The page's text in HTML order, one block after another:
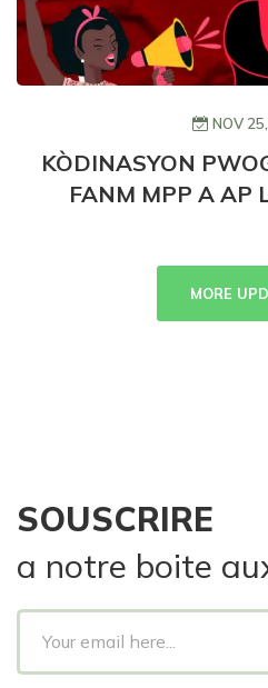
NOV
KÒDINASYON
FANM MPP A AP
SANT
MORE
SOUSCRIRE
a notre boite